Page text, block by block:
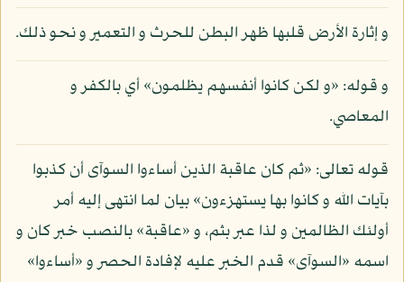
و إثارة الأرض قلبها ظهر البطن للحرث و التعمير و نحو ذلك.
و قوله: «و لكن كانوا أنفسهم يظلمون» أي بالكفر و
المعاصي.
قوله تعالى: «ثم كان عاقبة الذين أساءوا السوآى أن كذبوا
بآيات الله و كانوا بها يستهزءون» بيان لما انتهى إليه أمر
أولئك الظالمين و لذا عبر بثم، و «عاقبة» بالنصب خبر كان و
اسمه «السوآى» قدم الخبر عليه لإفادة الحصر و «أساءوا»